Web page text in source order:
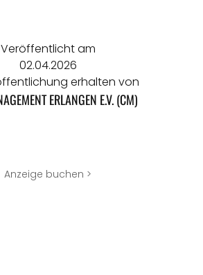
Veröffentlicht am
02.04.2026
erhalten von
ERLANGEN E.V. (CM)
Anzeige buchen >